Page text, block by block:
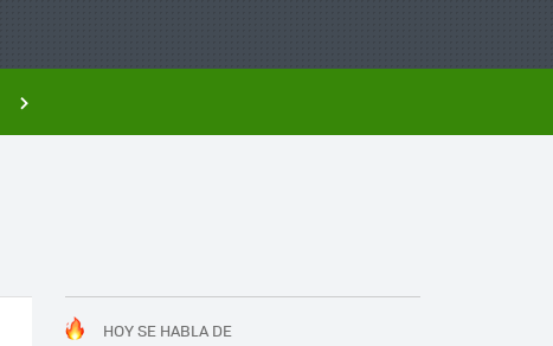
HOY SE HABLA DE